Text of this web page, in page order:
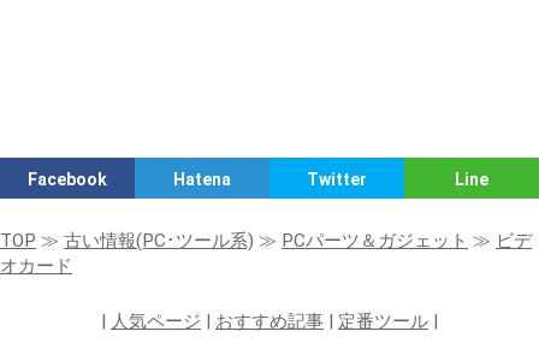
Facebook Hatena Twitter Line
TOP ≫ 古い情報(PC･ツール系) ≫ PCパーツ＆ガジェット ≫ ビデ
オカード
| 人気ページ | おすすめ記事 | 定番ツール |